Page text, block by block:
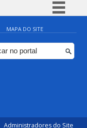
Simplifique!
Comunica BR
Participe
MAPA DO SITE
Administradores do Site